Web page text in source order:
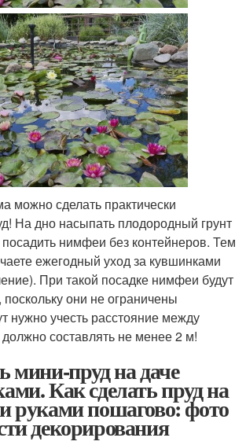
можно сделать практически
На дно насыпать плодородный грунт
нимфеи без контейнеров. Тем
ежегодный уход за кувшинками
При такой посадке нимфеи будут
поскольку они не ограничены
нужно учесть расстояние между
составлять не менее 2 м!
мини-пруд на даче
Как сделать пруд на
руками пошагово: фото
декорирования